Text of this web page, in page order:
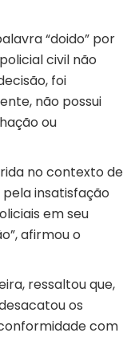
“doido” por
civil não
foi
não possui
ou
no contexto de
insatisfação
em seu
afirmou o
ressaltou que,
os
com